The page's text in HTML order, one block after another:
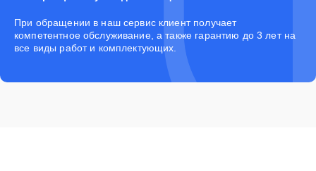
При обращении в наш сервис клиент получает
компетентное обслуживание, а также гарантию до 3 лет на
все виды работ и комплектующих.